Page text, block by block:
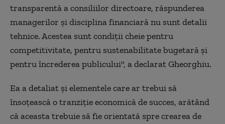
transparentă a consiliilor directoare, răspunderea
managerilor şi disciplina financiară nu sunt detalii
tehnice. Acestea sunt condiţii cheie pentru
competitivitate, pentru sustenabilitate bugetară şi
pentru încrederea publicului", a declarat Gheorghiu.
Ea a detaliat şi elementele care ar trebui să
însoţească o tranziţie economică de succes, arătând
că aceasta trebuie să fie orientată spre crearea de